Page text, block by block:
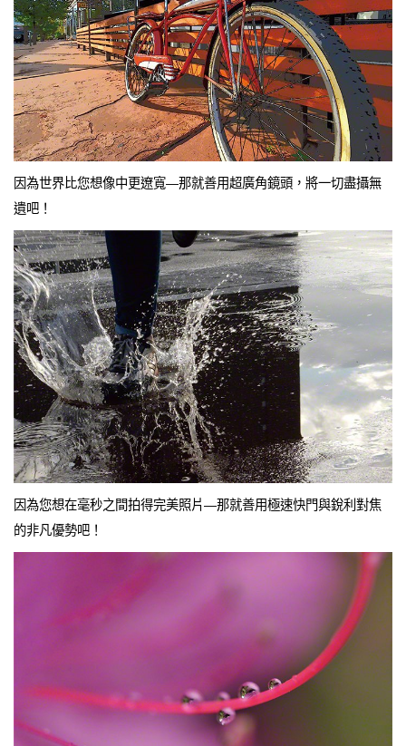
因為世界比您想像中更遼寬—那就善用超廣角鏡頭，將一切盡攝無
遺吧！
因為您想在毫秒之間拍得完美照片—那就善用極速快門與銳利對焦
的非凡優勢吧！